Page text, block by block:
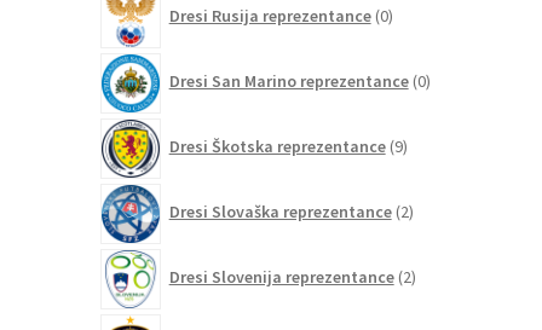
Dresi Rusija reprezentance 0izdelkov
Dresi San Marino reprezentance 0izdelkov
Dresi Škotska reprezentance 9izdelkov
Dresi Slovaška reprezentance 2izdelka
Dresi Slovenija reprezentance 2izdelka